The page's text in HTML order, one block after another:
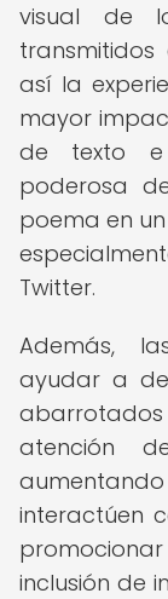
visual de
así la
mayor
de texto e
poderosa
poema en
Twitter.
Además,
ayudar a
atención
interactúen
inclusión de